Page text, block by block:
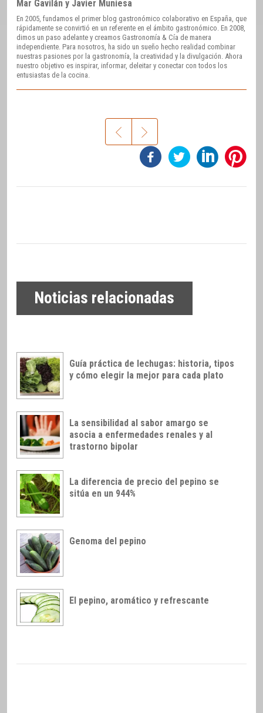
Mar Gavilán y Javier Muniesa
En 2005, fundamos el primer blog gastronómico colaborativo en España, que
rápidamente se convirtió en un referente en el ámbito gastronómico. En 2008,
dimos un paso adelante y creamos Gastronomía & Cía de manera
independiente. Para nosotros, ha sido un sueño hecho realidad combinar
nuestras pasiones por la gastronomía, la creatividad y la divulgación. Ahora
nuestro objetivo es inspirar, informar, deleitar y conectar con todos los
entusiastas de la cocina.
Noticias relacionadas
Guía práctica de lechugas: historia, tipos
y cómo elegir la mejor para cada plato
La sensibilidad al sabor amargo se
asocia a enfermedades renales y al
trastorno bipolar
La diferencia de precio del pepino se
sitúa en un 944%
Genoma del pepino
El pepino, aromático y refrescante